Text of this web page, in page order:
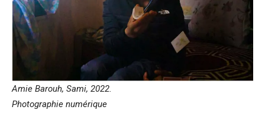
Amie Barouh, Sami, 2022.
Photographie numérique